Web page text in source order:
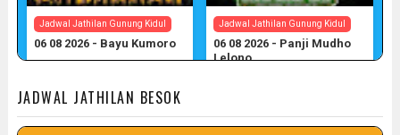
Jadwal Jathilan Gunung Kidul
06 08 2026 - Bayu Kumoro
Jadwal Jathilan Gunung Kidul
06 08 2026 - Panji Mudho
Lelono
JADWAL JATHILAN BESOK